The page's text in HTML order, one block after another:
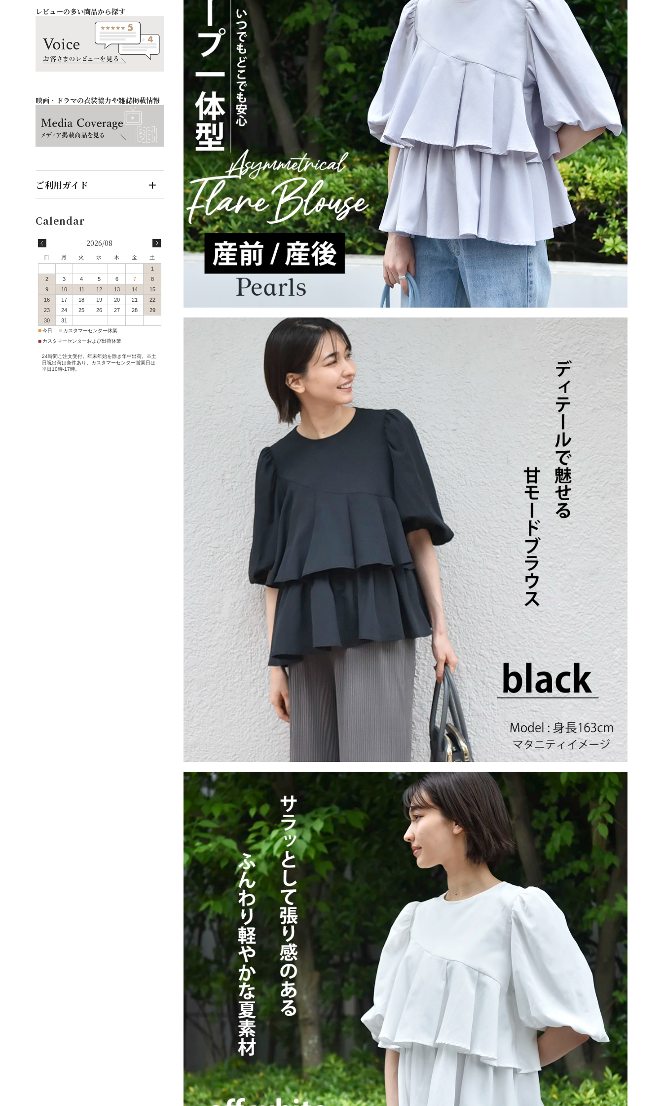
お祝い・記念日
オフィス
バッグ・シューズ
ファッション雑貨
レビューの多い商品から探す
映画・ドラマの衣装協力や雑誌掲載情報
ご利用ガイド
会員特典・会員ランク
配送・送料について
決済方法について
返品交換サービス
ポイントご利用案内
2026/08
日 月 火 水 木 金
土
1
2
3 4 5 6 7
8
9
10 11 12 13 14
15
16
17 18 19 20 21
22
23
24 25 26 27 28
29
30
31
■今日 ■ カスタマーセンター休業
■ カスタマーセンターおよび出荷休業
24時間ご注文受付。年末年始を除き年中出荷。※土
日祝出荷は条件あり。カスタマーセンター営業日は
平日10時-17時。